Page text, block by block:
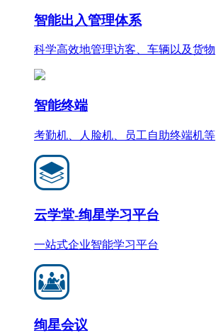
智能出入管理体系
科学高效地管理访客、车辆以及货物
智能终端
考勤机、人脸机、员工自助终端机等
云学堂-绚星学习平台
一站式企业智能学习平台
绚星会议